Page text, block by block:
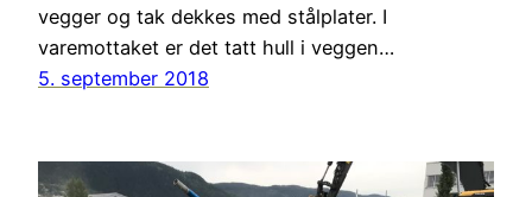
vegger og tak dekkes med stålplater. I
varemottaket er det tatt hull i veggen…
5. september 2018